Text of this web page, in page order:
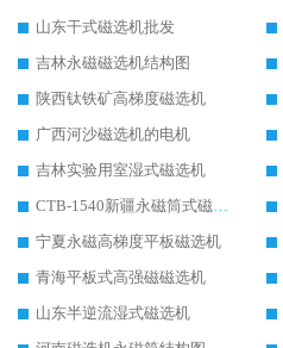
山东干式磁选机批发
吉林永磁磁选机结构图
陕西钛铁矿高梯度磁选机
广西河沙磁选机的电机
吉林实验用室湿式磁选机
CTB-1540新疆永磁筒式磁选机
宁夏永磁高梯度平板磁选机
青海平板式高强磁磁选机
山东半逆流湿式磁选机